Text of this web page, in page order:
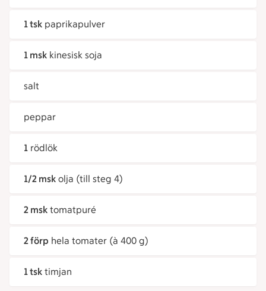
1 tsk paprikapulver
1 msk kinesisk soja
salt
peppar
1 rödlök
1/2 msk olja (till steg 4)
2 msk tomatpuré
2 förp hela tomater (à 400 g)
1 tsk timjan